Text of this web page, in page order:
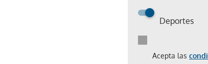
Deportes
Acepta las